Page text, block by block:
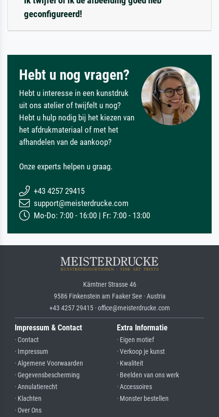
geconfigureerd!
Hebt u nog vragen?
Hebt u interesse in een kunstdruk
uit ons atelier of twijfelt u nog?
Hebt u hulp nodig bij het kiezen van
het afdrukmateriaal of met het
afhandelen van de aankoop?
Onze experts helpen u graag.
+43 4257 29415
support@meisterdrucke.com
Mo-Do: 7:00 - 16:00 | Fr: 7:00 - 13:00
Kärntner Strasse 46
9586 Finkenstein am Faaker See · Austria
+43 4257 29415 · office@meisterdrucke.com
Impressum & Contact
· Contact
· Impressum
· Algemene Voorwaarden
· Gegevensbescherming
· Annulatierecht
· Klachten
· Over Ons
Extra Informatie
· Eigen motief
· Verkoop je kunst
· Kwaliteit
· Beelden van ons werk
· Accessoires
· Monster bestellen